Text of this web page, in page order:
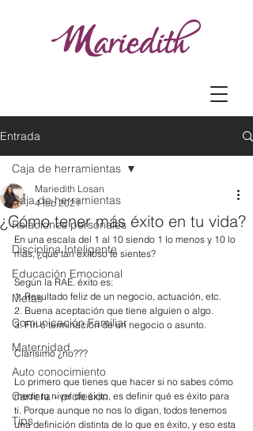
Entrada
Caja de herramientas
Relaciones personales
Disciplina Inteligente
Educación Emocional
Metas
Comunicación Familiar
Maternidad
Auto conocimiento
Carrera - profesion
Tips
Caja de herramientas
¿Cómo tener más éxito en tu vida?
Mariedith Losan
4 feb 2021
En una escala del 1 al 10 siendo 1 lo menos y 10 lo
más, ¿qué tan exitoso te sientes?
Según la RAE. éxito es:
1. Resultado feliz de un negocio, actuación, etc.
2. Buena aceptación que tiene alguien o algo.
3. Fin o terminación de un negocio o asunto.
Clarísimo ¿no???
Lo primero que tienes que hacer si no sabes cómo
medir tu nivel de éxito, es definir qué es éxito para
ti. Porque aunque no nos lo digan, todos tenemos
una definición distinta de lo que es éxito, y eso esta